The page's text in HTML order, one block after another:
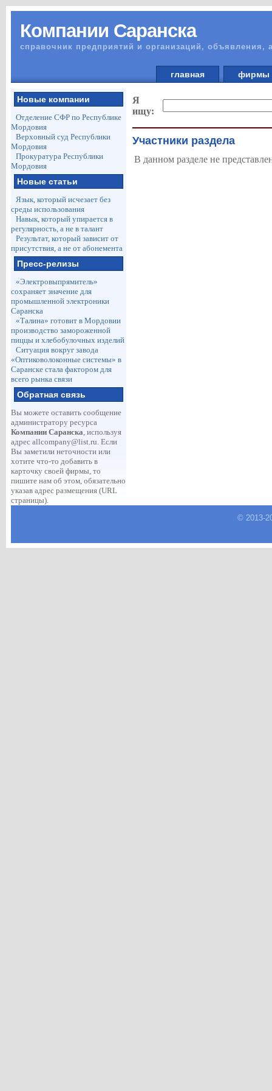
Компании Саранска
справочник предприятий и организаций, объявления,
главная
Новые компании
Отделение СФР по Республике
Мордовия
Верховный суд Республики
Мордовия
Прокуратура Республики
Мордовия
Новые статьи
Язык, который исчезает без
среды использования
Навык, который упирается в
регулярность, а не в талант
Результат, который зависит от
присутствия, а не от абонемента
Пресс-релизы
«Электровыпрямитель»
сохраняет значение для
промышленной электроники
Саранска
«Талина» готовит в Мордовии
производство замороженной
пиццы и хлебобулочных изделий
Ситуация вокруг завода
«Оптиковолоконные системы» в
Саранске стала фактором для
всего рынка связи
Обратная связь
Вы можете оставить сообщение
администратору ресурса
Компании Саранска, используя
адрес allcompany@list.ru. Если
Вы заметили неточности или
хотите что-то добавить в
карточку своей фирмы, то
пишите нам об этом, обязательно
указав адрес размещения (URL
страницы).
Я
ищу:
Участники раздела
В данном разделе не
© 2013-